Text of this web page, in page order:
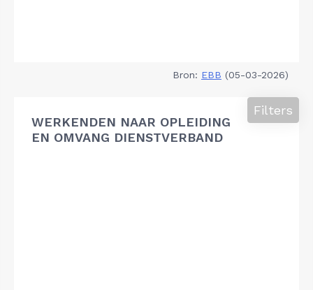
Bron: EBB (05-03-2026)
WERKENDEN NAAR OPLEIDING
EN OMVANG DIENSTVERBAND
Filters